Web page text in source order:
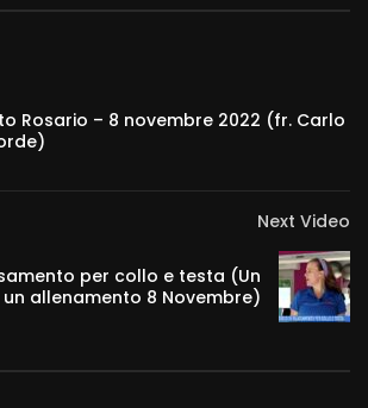
Rosario – 8 novembre 2022 (fr. Carlo
Next Video
per collo e testa (Un
un allenamento 8 Novembre)